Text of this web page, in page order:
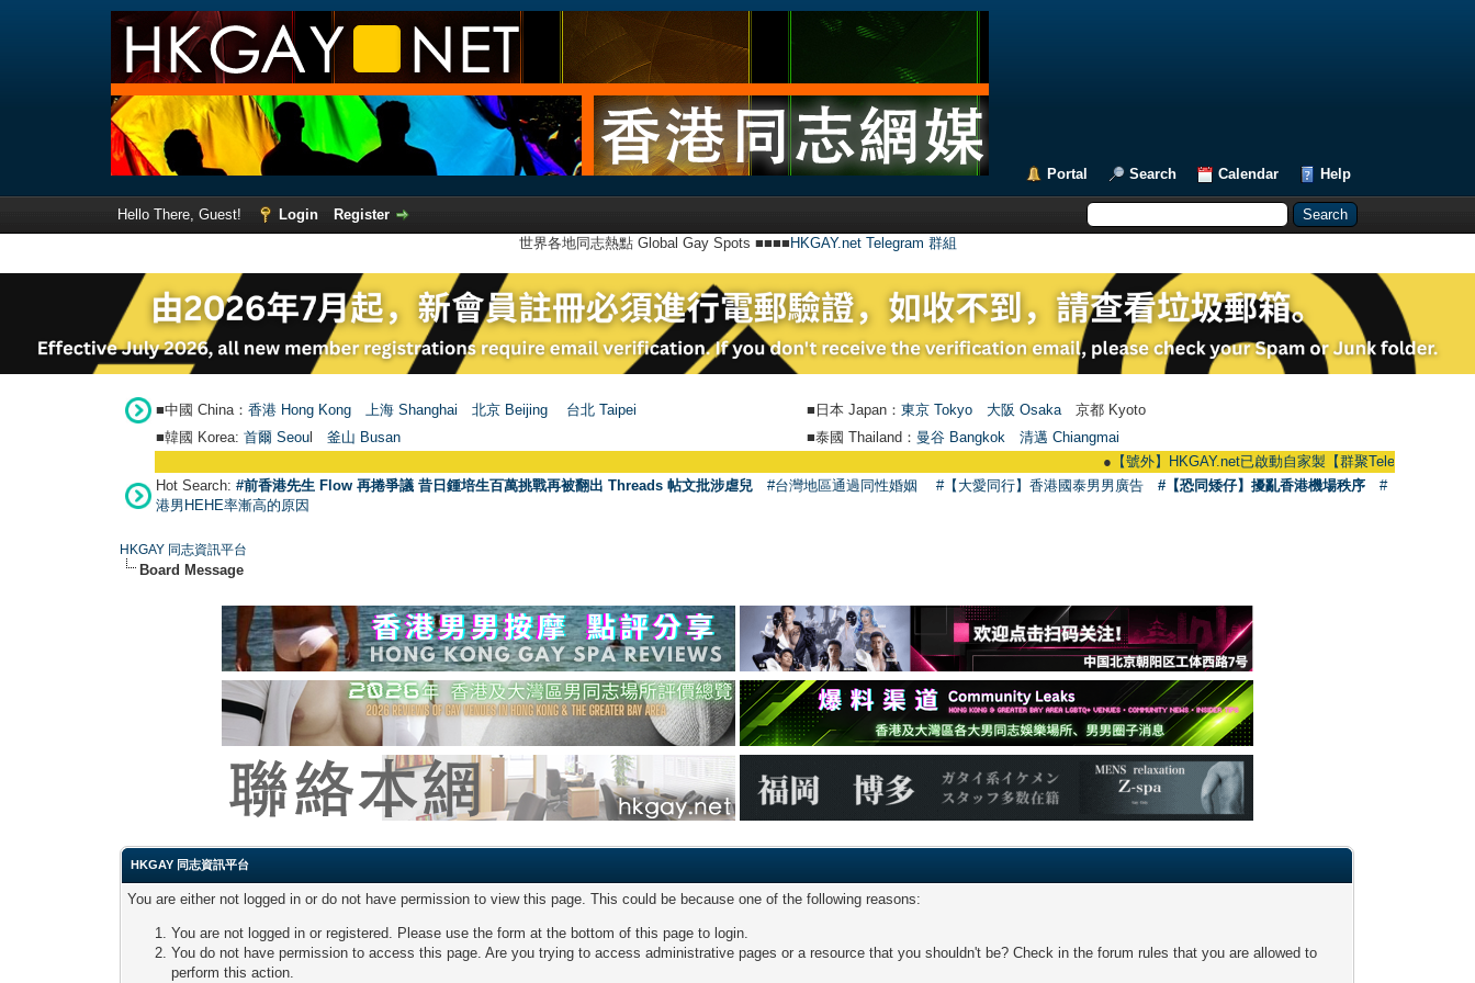
Portal Search Calendar Help
Hello There, Guest! Login
Register
世界各地同志熱點 Global Gay Spots ■■■■ HKGAY.net Telegram 群組
■中國 China： 香港 Hong Kong 上海 Shanghai 北京 Beijing 台北 Taipei ■日本 Japan： 東京 Tokyo 大阪 Osaka 京都 Kyoto
■韓國 Korea: 首爾 Seou 釜山 Busan ■泰國 Thailand： 曼谷 Bangkok
清邁 Chiangmai
【號外】HKGAY.net已啟動自家製【群聚Telegram群組】
Hot Search: #前香港先生 Flow 再捲爭議 昔日鍾培生百萬挑戰再被翻出 Threads 帖文批涉虐兒 #台灣地區通過同性婚姻 #【大愛同行】香港國泰男男廣告 #【恐同矮仔】擾亂香港機場秩序
#
港男HEHE率漸高的原因
HKGAY 同志資訊平台
Board Message
HKGAY 同志資訊平台
You are either not logged in or do not have permission to view this page. This could be because one of the following reasons:
You are not logged in or registered. Please use the form at the bottom of this page to login.
You do not have permission to access this page. Are you trying to access administrative pages or a resource that you shouldn't be? Check in the forum rules that you are allowed to
perform this action.